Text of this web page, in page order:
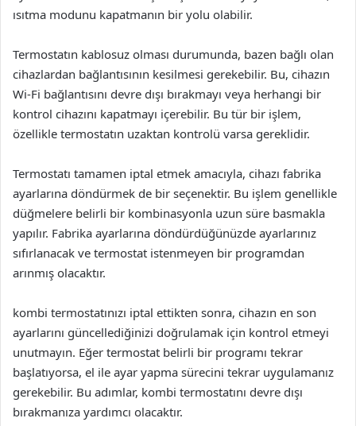
ısıtma modunu kapatmanın bir yolu olabilir.
Termostatın kablosuz olması durumunda, bazen bağlı olan
cihazlardan bağlantısının kesilmesi gerekebilir. Bu, cihazın
Wi-Fi bağlantısını devre dışı bırakmayı veya herhangi bir
kontrol cihazını kapatmayı içerebilir. Bu tür bir işlem,
özellikle termostatın uzaktan kontrolü varsa gereklidir.
Termostatı tamamen iptal etmek amacıyla, cihazı fabrika
ayarlarına döndürmek de bir seçenektir. Bu işlem genellikle
düğmelere belirli bir kombinasyonla uzun süre basmakla
yapılır. Fabrika ayarlarına döndürdüğünüzde ayarlarınız
sıfırlanacak ve termostat istenmeyen bir programdan
arınmış olacaktır.
kombi termostatınızı iptal ettikten sonra, cihazın en son
ayarlarını güncellediğinizi doğrulamak için kontrol etmeyi
unutmayın. Eğer termostat belirli bir programı tekrar
başlatıyorsa, el ile ayar yapma sürecini tekrar uygulamanız
gerekebilir. Bu adımlar, kombi termostatını devre dışı
bırakmanıza yardımcı olacaktır.